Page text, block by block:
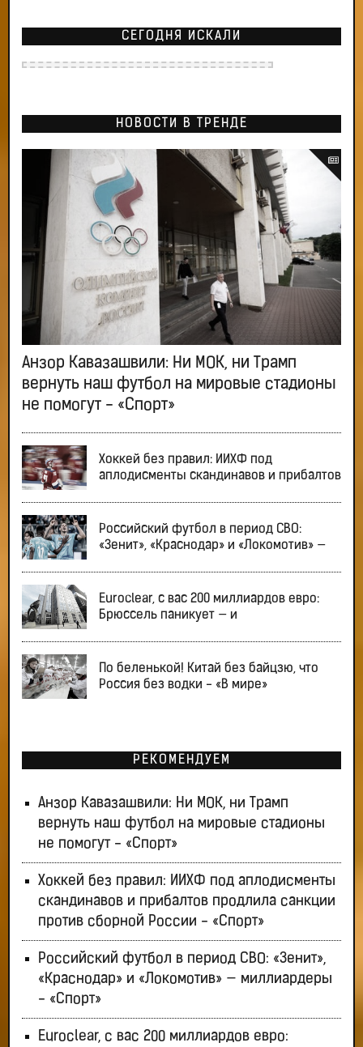
СЕГОДНЯ ИСКАЛИ
НОВОСТИ В ТРЕНДЕ
Анзор Кавазашвили: Ни МОК, ни Трамп
вернуть наш футбол на мировые стадионы
не помогут - «Спорт»
Хоккей без правил: ИИХФ под
аплодисменты скандинавов и прибалтов
Российский футбол в период СВО:
«Зенит», «Краснодар» и «Локомотив» —
Euroclear, с вас 200 миллиардов евро:
Брюссель паникует — и
По беленькой! Китай без байцзю, что
Россия без водки - «В мире»
РЕКОМЕНДУЕМ
Анзор Кавазашвили: Ни МОК, ни Трамп
вернуть наш футбол на мировые стадионы
не помогут - «Спорт»
Хоккей без правил: ИИХФ под аплодисменты
скандинавов и прибалтов продлила санкции
против сборной России - «Спорт»
Российский футбол в период СВО: «Зенит»,
«Краснодар» и «Локомотив» — миллиардеры
- «Спорт»
Euroclear, с вас 200 миллиардов евро: